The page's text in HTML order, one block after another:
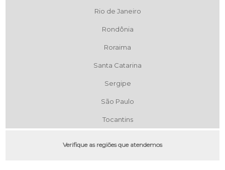
Rio de Janeiro
Rondônia
Roraima
Santa Catarina
Sergipe
São Paulo
Tocantins
Verifique as regiões que atendemos